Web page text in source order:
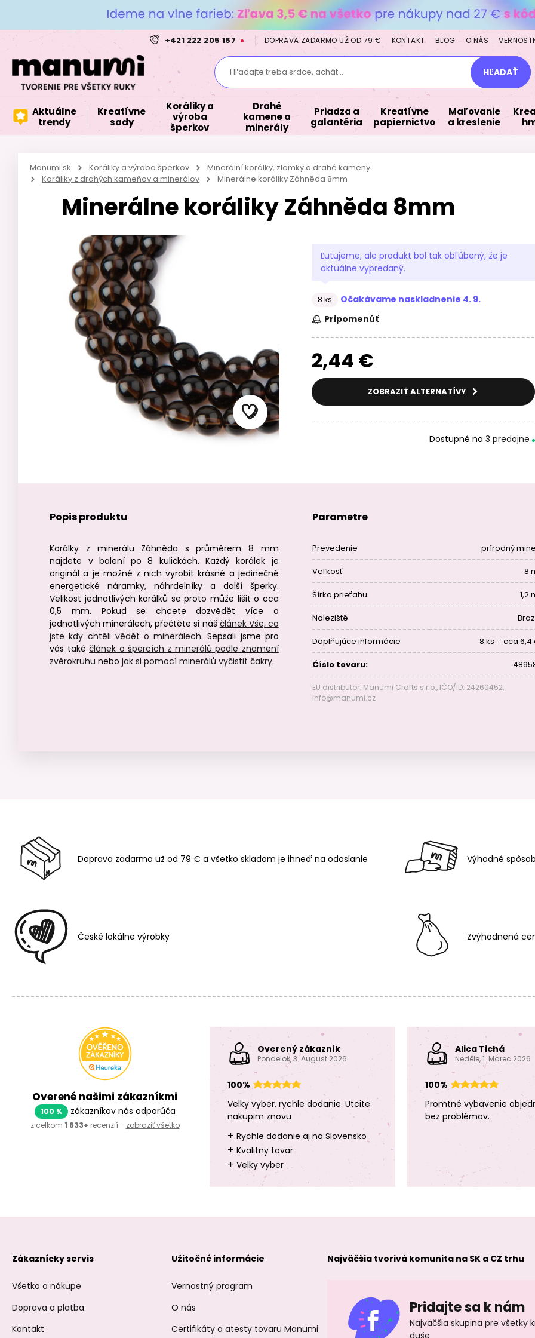
+421 222 205 167 DOPRAVA ZADARMO UŽ OD 79 € KONTAKT BLOG O NÁS
Hľadajte treba srdce, achát... HĽADAŤ
Aktuálne
trendy
Kreatívne
sady
Koráliky a
výroba
šperkov
Drahé
kamene a
minerály
Priadza a
galantéria
Kreatívne
papiernictvo
Maľovanie
a kreslenie
Manumi.sk Koráliky a výroba šperkov
Minerální korálky, zlomky a drahé kameny
Koráliky z drahých kameňov a minerálov
Minerálne koráliky Záhněda 8mm
Minerálne koráliky Záhněda 8mm
Ľutujeme, ale produkt bol tak obľúbený, že je
aktuálne vypredaný.
8 ks
Očakávame naskladnenie 4. 9.
Pripomenúť
2,44 €
ZOBRAZIŤ ALTERNATÍVY
Dostupné na 3 predajne
Popis produktu
Korálky z minerálu Záhněda s průměrem 8 mm
najdete v balení po 8 kuličkách. Každý korálek je
originál a je možné z nich vyrobit krásné a jedinečné
energetické náramky, náhrdelníky a další šperky.
Velikost jednotlivých korálků se proto může lišit o cca
0,5 mm. Pokud se chcete dozvědět více o
jednotlivých minerálech, přečtěte si náš článek Vše, co
jste kdy chtěli vědět o minerálech. Sepsali jsme pro
vás takéčlánek o špercích z minerálů podle znamení
zvěrokruhu nebojak si pomocí minerálů vyčistit čakry.
Parametre
Prevedenie prírodný
Veľkosť 8
Šírka prieťahu 1,2
Naleziště
Doplňujúce informácie 8 ks = cca 6,4
Číslo tovaru:
EU distributor: Manumi Crafts s.r.o., IČO/ID: 24260452,
info@manumi.cz
Doprava zadarmo už od 79 € a všetko skladom je ihneď na odoslanie Výhodné
České lokálne výrobky Zvýhodnená
Overené našimi zákazníkmi
100 % zákazníkov nás odporúča
z celkom 1 833+ recenzií - zobraziť všetko
Overený zákazník
Pondelok, 3. August 2026
100%
Velky vyber, rychle dodanie. Utcite
nakupim znovu
+ Rychle dodanie aj na Slovensko
+ Kvalitny tovar
+ Velky vyber
Alica Tichá
Neděle, 1. Marec 2026
100%
Promtné vybavenie
bez problémov.
Zákaznícky servis
Všetko o nákupe
Doprava a platba
Kontakt
Užitočné informácie
Vernostný program
O nás
Certifikáty a atesty tovaru Manumi
Najväčšia tvorivá komunita na SK a CZ trhu
Pridajte sa k nám
Najväčšia skupina pre všetky